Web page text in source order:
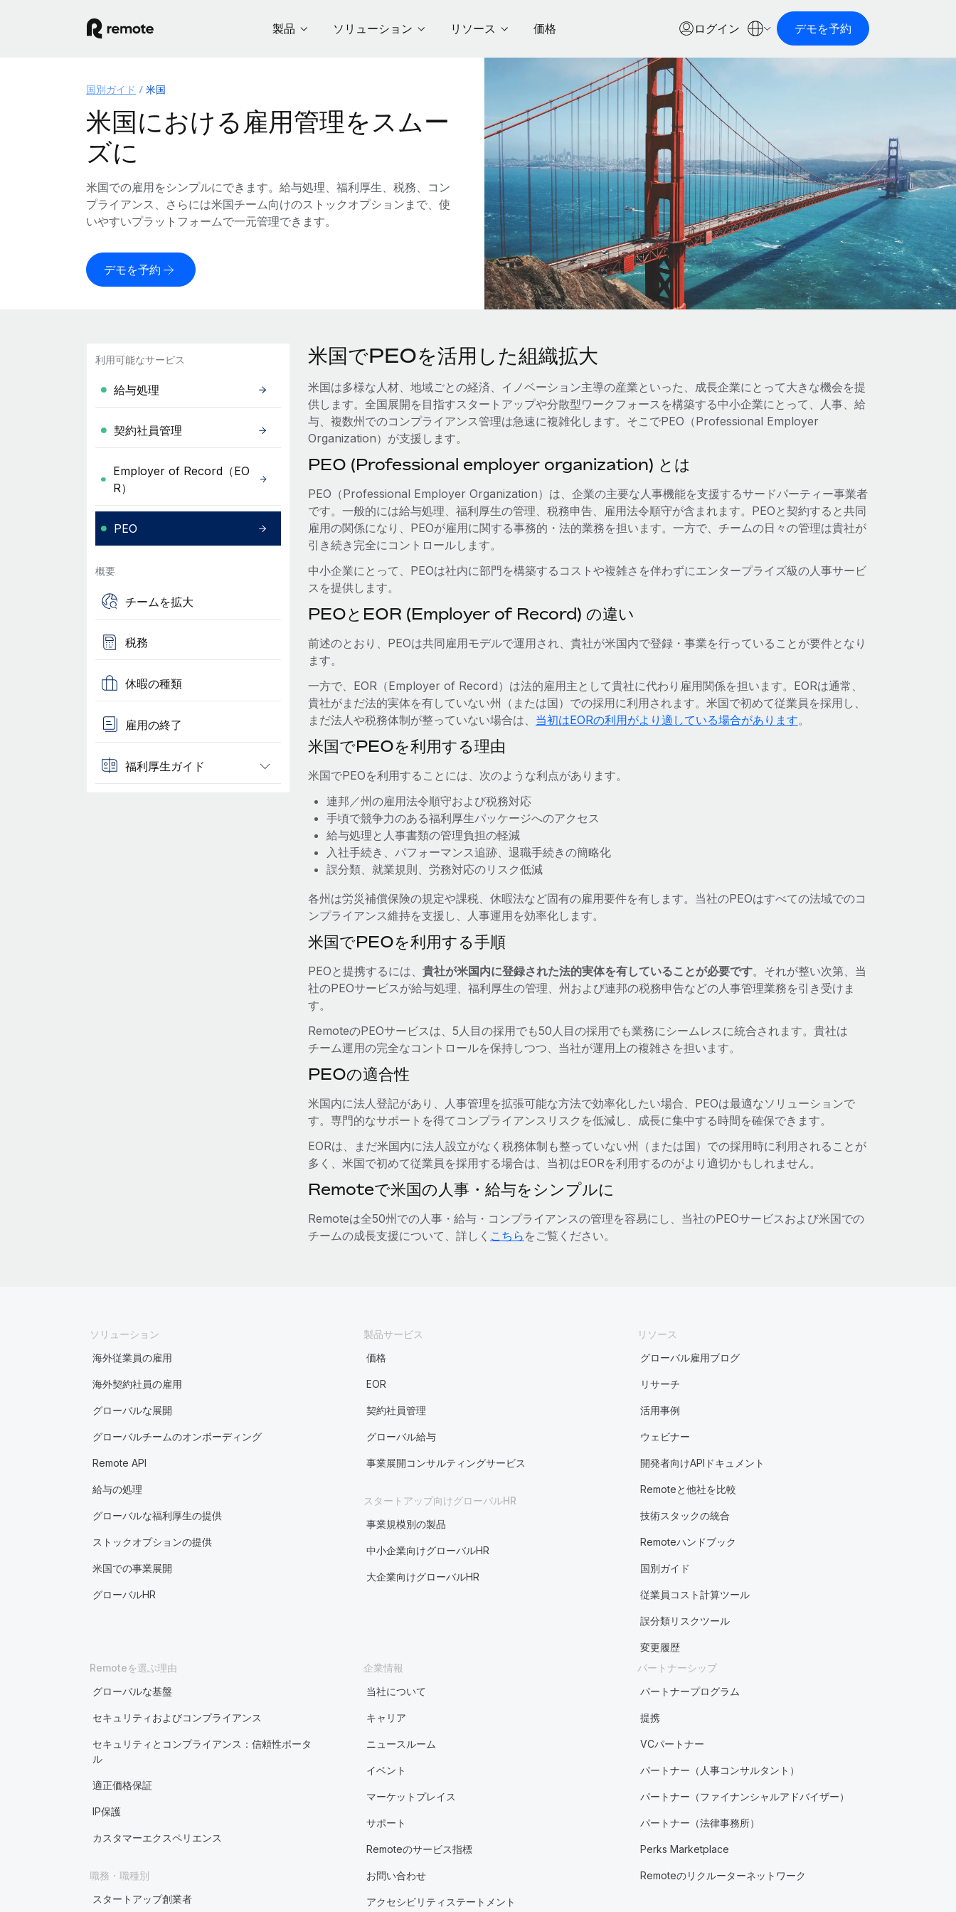
製品 ソリューション リソース 価格 ログイン デモを予約
国別ガイド 米国
米国における雇用管理をスムー
ズに
米国での雇用をシンプルにできます。給与処理、福利厚生、税務、コン
プライアンス、さらには米国チーム向けのストックオプションまで、使
いやすいプラットフォームで一元管理できます。
デモを予約
利用可能なサービス
給与処理
契約社員管理
Employer of Record（EO
R）
PEO
概要
チームを拡大
税務
休暇の種類
雇用の終了
福利厚生ガイド
米国でPEOを活用した組織拡大
米国は多様な人材、地域ごとの経済、イノベーション主導の産業といった、成長企業にとって大きな機会を提
供します。全国展開を目指すスタートアップや分散型ワークフォースを構築する中小企業にとって、人事、給
与、複数州でのコンプライアンス管理は急速に複雑化します。そこでPEO（Professional Employer
Organization）が支援します。
PEO (Professional employer organization) とは
PEO（Professional Employer Organization）は、企業の主要な人事機能を支援するサードパーティー事業者
です。一般的には給与処理、福利厚生の管理、税務申告、雇用法令順守が含まれます。PEOと契約すると共同
雇用の関係になり、PEOが雇用に関する事務的・法的業務を担います。一方で、チームの日々の管理は貴社が
引き続き完全にコントロールします。
中小企業にとって、PEOは社内に部門を構築するコストや複雑さを伴わずにエンタープライズ級の人事サービ
スを提供します。
PEOとEOR (Employer of Record) の違い
前述のとおり、PEOは共同雇用モデルで運用され、貴社が米国内で登録・事業を行っていることが要件となり
ます。
一方で、EOR（Employer of Record）は法的雇用主として貴社に代わり雇用関係を担います。EORは通常、
貴社がまだ法的実体を有していない州（または国）での採用に利用されます。米国で初めて従業員を採用し、
まだ法人や税務体制が整っていない場合は、 当初はEORの利用がより適している場合があります。
米国でPEOを利用する理由
米国でPEOを利用することには、次のような利点があります。
連邦／州の雇用法令順守および税務対応
手頃で競争力のある福利厚生パッケージへのアクセス
給与処理と人事書類の管理負担の軽減
入社手続き、パフォーマンス追跡、退職手続きの簡略化
誤分類、就業規則、労務対応のリスク低減
各州は労災補償保険の規定や課税、休暇法など固有の雇用要件を有します。当社のPEOはすべての法域でのコ
ンプライアンス維持を支援し、人事運用を効率化します。
米国でPEOを利用する手順
PEOと提携するには、 貴社が米国内に登録された法的実体を有していることが必要です。それが整い次第、当
社のPEOサービスが給与処理、福利厚生の管理、州および連邦の税務申告などの人事管理業務を引き受けま
す。
RemoteのPEOサービスは、5人目の採用でも50人目の採用でも業務にシームレスに統合されます。貴社は
チーム運用の完全なコントロールを保持しつつ、当社が運用上の複雑さを担います。
PEOの適合性
米国内に法人登記があり、人事管理を拡張可能な方法で効率化したい場合、PEOは最適なソリューションで
す。専門的なサポートを得てコンプライアンスリスクを低減し、成長に集中する時間を確保できます。
EORは、まだ米国内に法人設立がなく税務体制も整っていない州（または国）での採用時に利用されることが
多く、米国で初めて従業員を採用する場合は、当初はEORを利用するのがより適切かもしれません。
Remoteで米国の人事・給与をシンプルに
Remoteは全50州での人事・給与・コンプライアンスの管理を容易にし、当社のPEOサービスおよび米国での
チームの成長支援について、詳しく こちら をご覧ください。
ソリューション
海外従業員の雇用
海外契約社員の雇用
グローバルな展開
グローバルチームのオンボーディング
Remote API
給与の処理
グローバルな福利厚生の提供
ストックオプションの提供
米国での事業展開
グローバルHR
製品サービス
価格
EOR
契約社員管理
グローバル給与
事業展開コンサルティングサービス
スタートアップ向けグローバルHR
事業規模別の製品
中小企業向けグローバルHR
大企業向けグローバルHR
リソース
グローバル雇用ブログ
リサーチ
活用事例
ウェビナー
開発者向けAPIドキュメント
Remoteと他社を比較
技術スタックの統合
Remoteハンドブック
国別ガイド
従業員コスト計算ツール
誤分類リスクツール
変更履歴
Remoteを選ぶ理由
グローバルな基盤
セキュリティおよびコンプライアンス
セキュリティとコンプライアンス：信頼性ポータ
ル
適正価格保証
IP保護
カスタマーエクスペリエンス
職務・職種別
スタートアップ創業者
企業情報
当社について
キャリア
ニュースルーム
イベント
マーケットプレイス
サポート
Remoteのサービス指標
お問い合わせ
アクセシビリティステートメント
パートナーシップ
パートナープログラム
提携
VCパートナー
パートナー（人事コンサルタント）
パートナー（ファイナンシャルアドバイザー）
パートナー（法律事務所）
Perks Marketplace
Remoteのリクルーターネットワーク